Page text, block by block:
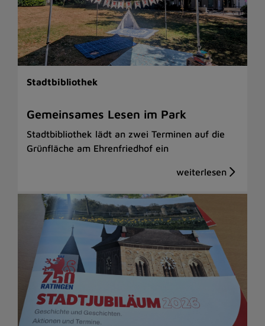
Stadtbibliothek
Gemeinsames Lesen im Park
Stadtbibliothek lädt an zwei Terminen auf die
Grünfläche am Ehrenfriedhof ein